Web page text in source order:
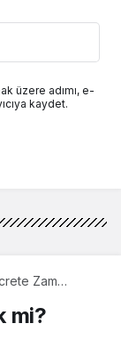
üzere adımı, e-
kaydet.
Zam
mi?